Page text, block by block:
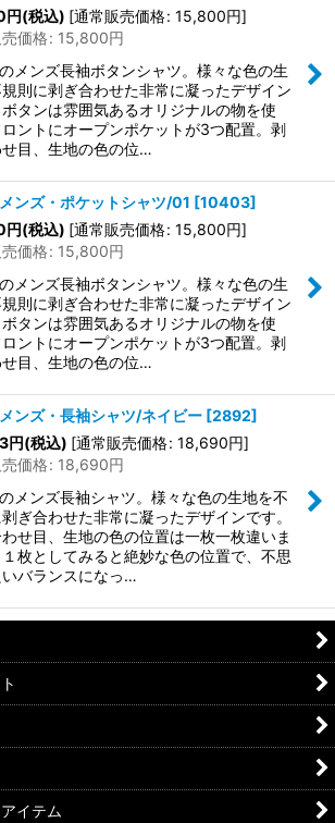
円(税込) [通常販売価格: 15,800円]
価格: 15,800円
メンズ長袖ボタンシャツ。様々な色の生
則に剥ぎ合わせた非常に凝ったデザイン
タンは雰囲気あるオリジナルの物を使
ロントにオープンポケットが3つ配置。剥
せ目、生地の色の位…
ンズ・ポケットシャツ/01 [10403]
円(税込) [通常販売価格: 15,800円]
価格: 15,800円
メンズ長袖ボタンシャツ。様々な色の生
則に剥ぎ合わせた非常に凝ったデザイン
タンは雰囲気あるオリジナルの物を使
ロントにオープンポケットが3つ配置。剥
せ目、生地の色の位…
ンズ・長袖シャツ/ネイビー [2892]
円(税込) [通常販売価格: 18,690円]
価格: 18,690円
メンズ長袖シャツ。様々な色の生地を不
ぎ合わせた非常に凝ったデザインです。
せ目、生地の色の位置は一枚一枚違いま
枚としてみると絶妙な色の位置で、不思
バランスになっ…
イテム